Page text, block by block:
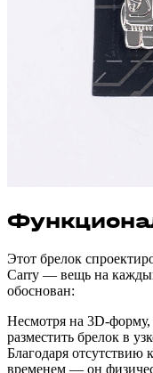
Этот брелок
Carry — вещь на
обоснован:
Несмотря на 3D-
разместить брелок в
Благодаря отсутствию
временем — он